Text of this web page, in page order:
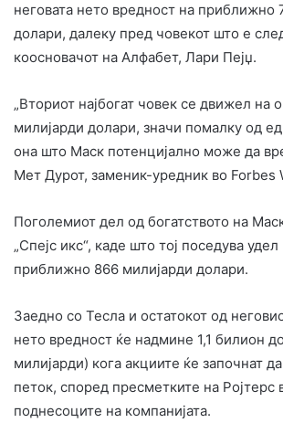
неговата нето вредност на приближно
долари, далеку пред човекот што е
коосновачот на Алфабет, Лари Пејџ.
„Вториот најбогат човек се движел на
милијарди долари, значи помалку од
она што Маск потенцијално може да
Мет Дурот, заменик-уредник во Forbes
Поголемиот дел од богатството на
„Спејс икс“, каде што тој поседува
приближно 866 милијарди долари.
Заедно со Тесла и остатокот од
нето вредност ќе надмине 1,1 билион
милијарди) кога акциите ќе започнат
петок, според пресметките на Ројтерс
поднесоците на компанијата.